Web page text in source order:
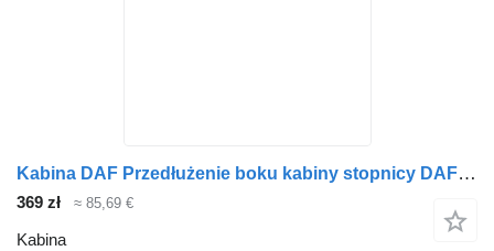
Kabina DAF Przedłużenie boku kabiny stopnicy DAF CF 105 LEWE inny do ciągnika siodłowego
369 zł ≈ 85,69 €
Kabina